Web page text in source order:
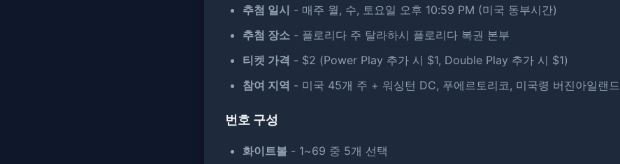
추첨 일시 - 매주 월, 수, 토요일 오후 10:59 PM (미국 동부시간)
추첨 장소 - 플로리다 주 탈라하시 플로리다 복권 본부
티켓 가격 - $2 (Power Play 추가 시 $1, Double Play 추가 시 $1)
참여 지역 - 미국 45개 주 + 워싱턴 DC, 푸에르토리코, 미국령 버진아일랜드
번호 구성
화이트볼 - 1~69 중 5개 선택